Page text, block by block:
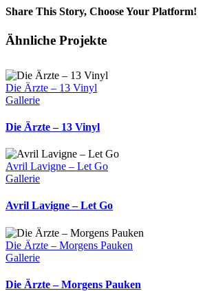
Share This Story, Choose Your Platform!
Facebook
X
Reddit
LinkedIn
Tumblr
Pinterest
Vk
E-
Ähnliche Projekte
Die Ärzte – 13 Vinyl
Gallerie
Die Ärzte – 13 Vinyl
Avril Lavigne – Let Go
Gallerie
Avril Lavigne – Let Go
Die Ärzte – Morgens Pauken
Gallerie
Die Ärzte – Morgens Pauken